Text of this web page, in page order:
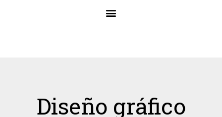
Diseño gráfico